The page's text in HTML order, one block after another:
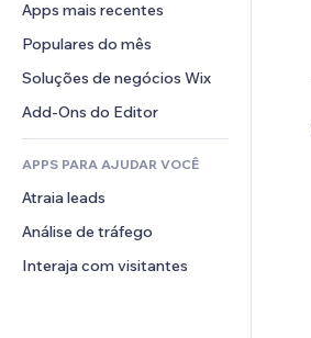
PDF
Compartilhamento de arquivos
Notícias
Efeitos de imagem
Botões e menus
Banners e selos
Calculadoras
Busca
Previsão do tempo
Tabelas e gráficos
Chat
Comentários
Telefone
Comunidade
Avaliações e depoimentos
CRM
Apps mais recentes
Populares do mês
Soluções de negócios Wix
Add-Ons do Editor
APPS PARA AJUDAR VOCÊ
Atraia leads
Análise de tráfego
Interaja com visitantes